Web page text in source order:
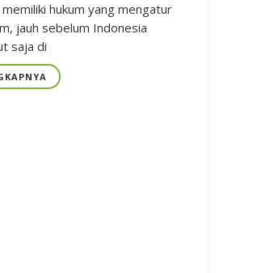
hukum yang mengatur
jauh sebelum Indonesia
saja di